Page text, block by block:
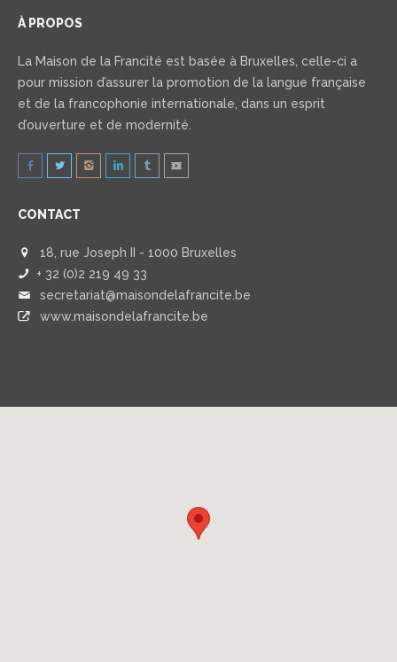
À PROPOS
La Maison de la Francité est basée à Bruxelles, celle-ci a
pour mission d’assurer la promotion de la langue française
et de la francophonie internationale, dans un esprit
d’ouverture et de modernité.
CONTACT
18, rue Joseph II - 1000 Bruxelles
+ 32 (0)2 219 49 33
secretariat@maisondelafrancite.be
www.maisondelafrancite.be